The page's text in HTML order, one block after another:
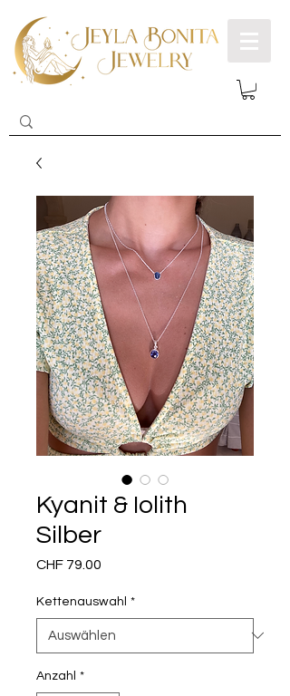
Kyanit & Iolith
Silber
CHF 79.00
Kettenauswahl *
Anzahl *